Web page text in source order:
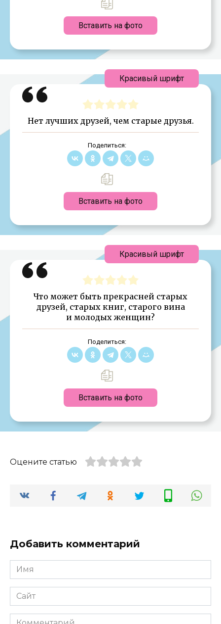
Вставить на фото
Нет лучших друзей, чем старые друзья.
Поделиться:
Вставить на фото
Красивый шрифт
Что может быть прекрасней старых
друзей, старых книг, старого вина
и молодых женщин?
Поделиться:
Вставить на фото
Красивый шрифт
Оцените статью
Добавить комментарий
Имя
*
Сайт
Комментарий